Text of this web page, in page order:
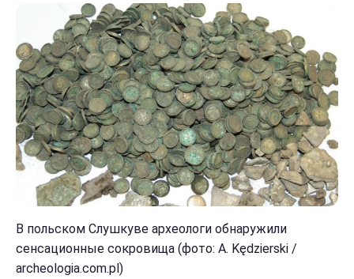
В польском Слушкуве археологи обнаружили
сенсационные сокровища (фото: A. Kędzierski /
archeologia.com.pl)